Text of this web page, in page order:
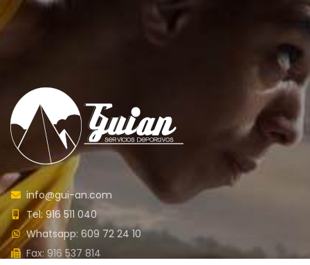
info@gui-an.com
Tel: 916 511 040
Whatsapp: 609 72 24 10
Fax: 916 537 814